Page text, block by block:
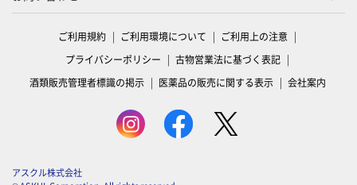
ご利用規約 ご利用環境について
ご利用上の注意
プライバシーポリシー
古物営業法に基づく表記
酒類販売管理者標識の掲示
医薬品の販売に関する表示 会社案内
アスクル株式会社